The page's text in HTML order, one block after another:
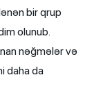
bir qrup
olunub.
nəğmələr və
daha da